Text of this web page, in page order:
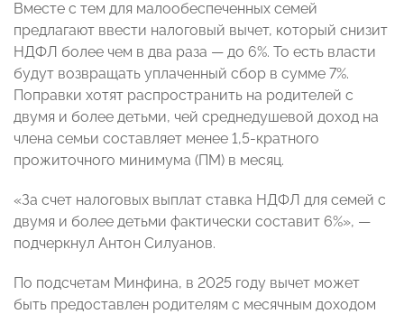
Вместе с тем для малообеспеченных семей
предлагают ввести налоговый вычет, который снизит
НДФЛ более чем в два раза — до 6%. То есть власти
будут возвращать уплаченный сбор в сумме 7%.
Поправки хотят распространить на родителей с
двумя и более детьми, чей среднедушевой доход на
члена семьи составляет менее 1,5-кратного
прожиточного минимума (ПМ) в месяц.
«За счет налоговых выплат ставка НДФЛ для семей с
двумя и более детьми фактически составит 6%», —
подчеркнул Антон Силуанов.
По подсчетам Минфина, в 2025 году вычет может
быть предоставлен родителям с месячным доходом